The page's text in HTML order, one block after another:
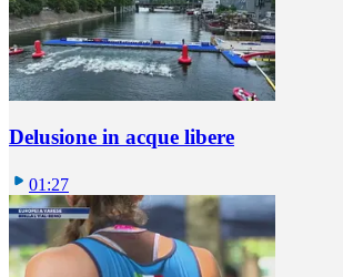
Delusione in acque libere
01:27